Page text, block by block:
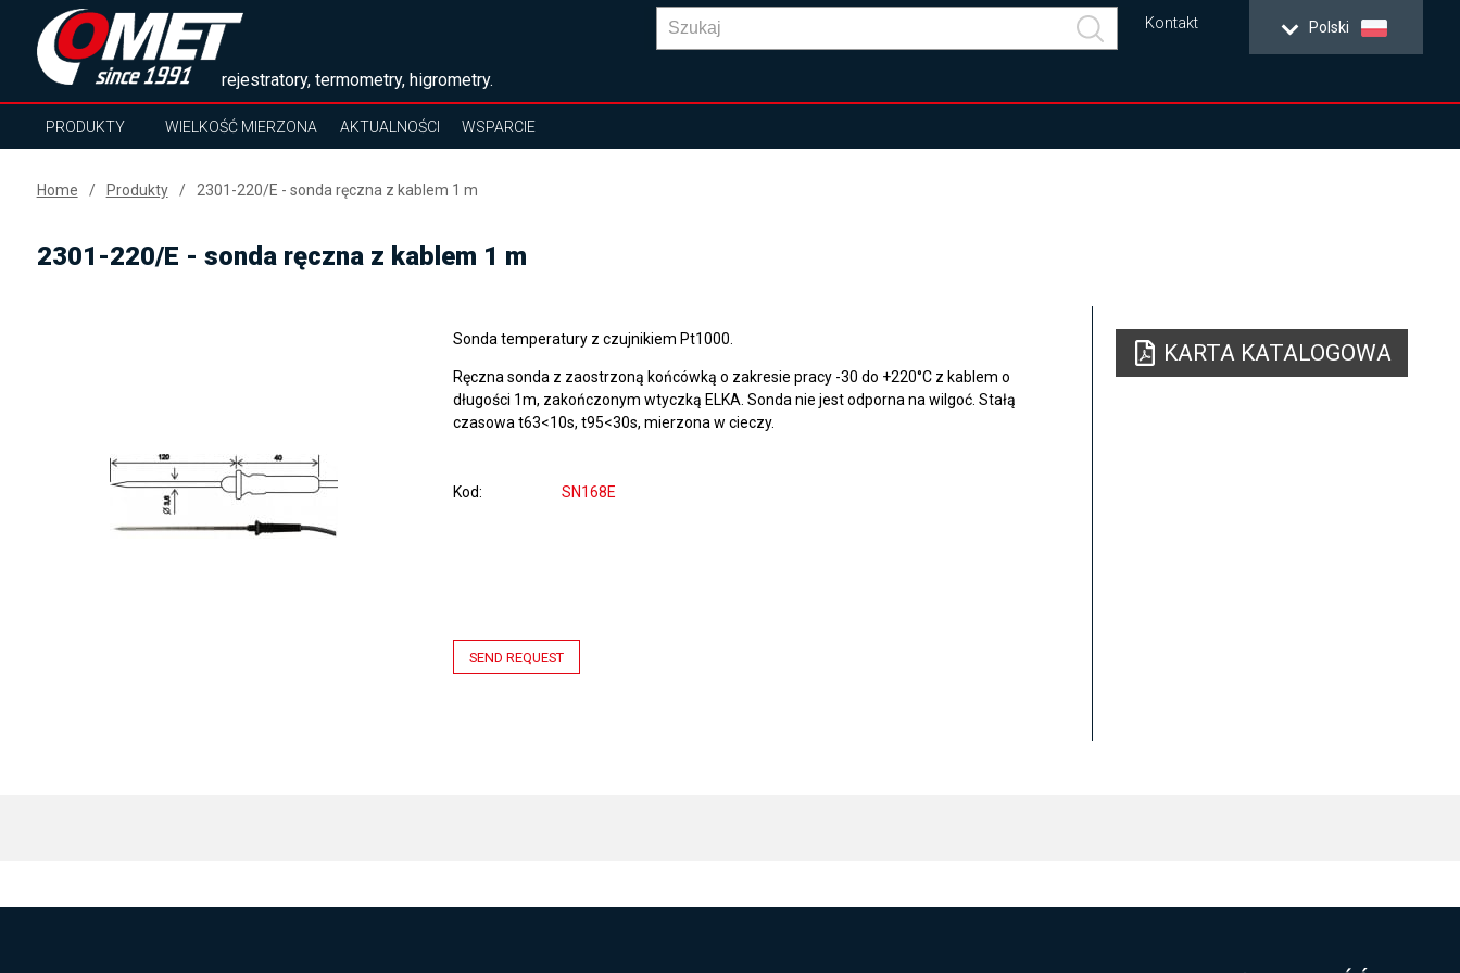
rejestratory, termometry, higrometry.
Polski
Kontakt
PRODUKTY WIELKOŚĆ MIERZONA AKTUALNOŚCI WSPARCIE
Home Produkty 2301-220/E - sonda ręczna z kablem 1 m
2301-220/E - sonda ręczna z kablem 1 m
Sonda temperatury z czujnikiem Pt1000.
Ręczna sonda z zaostrzoną końcówką o zakresie pracy -30 do +220°C z kablem o
długości 1m, zakończonym wtyczką ELKA. Sonda nie jest odporna na wilgoć. Stałą
czasowa t63<10s, t95<30s, mierzona w cieczy.
Kod SN168E
SEND REQUEST
KARTA KATALOGOWA